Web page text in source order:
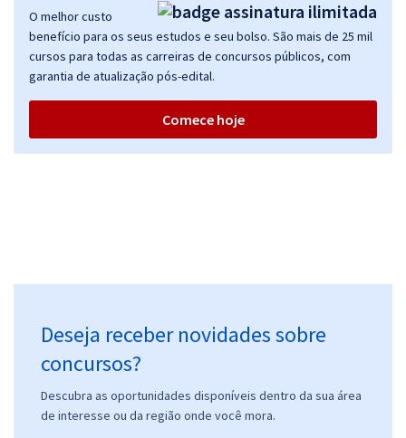
O melhor custo
benefício para os seus estudos e seu bolso. São mais de 25 mil
cursos para todas as carreiras de concursos públicos, com
garantia de atualização pós-edital.
Comece hoje
Deseja receber novidades sobre
concursos?
Descubra as oportunidades disponíveis dentro da sua área
de interesse ou da região onde você mora.